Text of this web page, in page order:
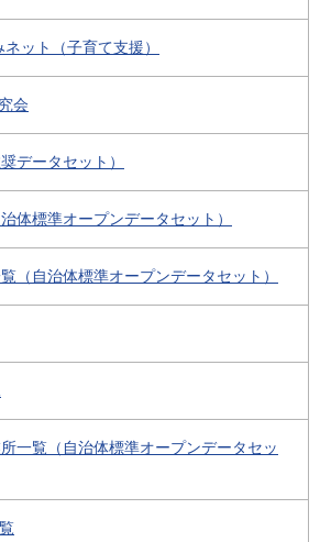
ット（子育て支援）
会
データセット）
体標準オープンデータセット）
（自治体標準オープンデータセット）
一覧（自治体標準オープンデータセッ